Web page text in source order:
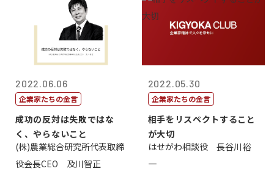
2022.06.06
企業家たちの金言
成功の反対は失敗ではな
く、やらないこと
(株)農業総合研究所代表取締
役会長CEO 及川智正
2022.05.30
企業家たちの金言
相手をリスペクトすること
が大切
はせがわ相談役 長谷川裕
一